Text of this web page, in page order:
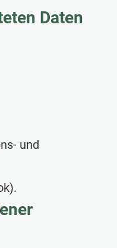
Daten
und